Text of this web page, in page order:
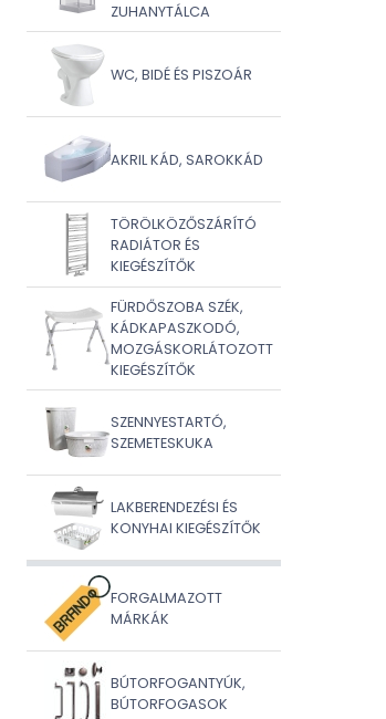
ZUHANYTÁLCA
WC, BIDÉ ÉS PISZOÁR
AKRIL KÁD, SAROKKÁD
TÖRÖLKÖZŐSZÁRÍTÓ
RADIÁTOR ÉS
KIEGÉSZÍTŐK
FÜRDŐSZOBA SZÉK,
KÁDKAPASZKODÓ,
MOZGÁSKORLÁTOZOTT
KIEGÉSZÍTŐK
SZENNYESTARTÓ,
SZEMETESKUKA
LAKBERENDEZÉSI ÉS
KONYHAI KIEGÉSZÍTŐK
FORGALMAZOTT
MÁRKÁK
BÚTORFOGANTYÚK,
BÚTORFOGASOK